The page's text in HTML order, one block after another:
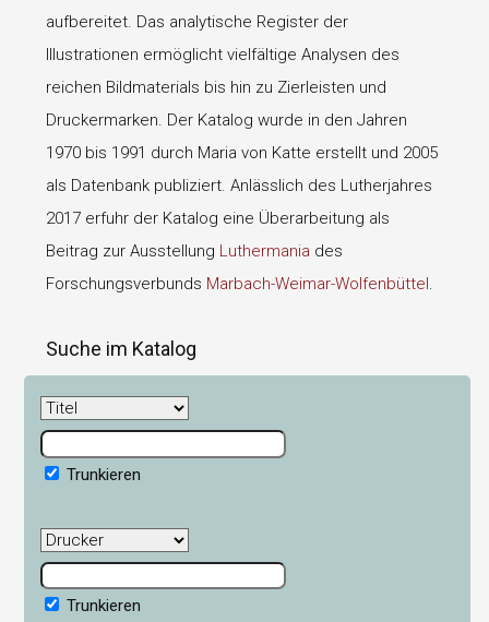
aufbereitet. Das analytische Register der
Illustrationen ermöglicht vielfältige Analysen des
reichen Bildmaterials bis hin zu Zierleisten und
Druckermarken. Der Katalog wurde in den Jahren
1970 bis 1991 durch Maria von Katte erstellt und 2005
als Datenbank publiziert. Anlässlich des Lutherjahres
2017 erfuhr der Katalog eine Überarbeitung als
Beitrag zur Ausstellung Luthermania des
Forschungsverbunds Marbach-Weimar-Wolfenbüttel.
Suche im Katalog
Trunkieren
Trunkieren